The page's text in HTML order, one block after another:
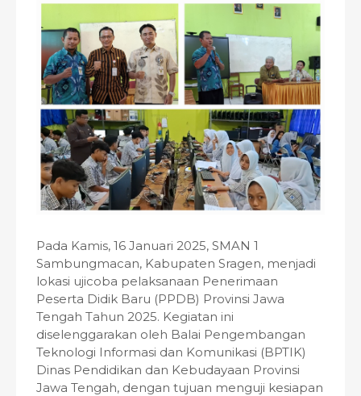
Pada Kamis, 16 Januari 2025, SMAN 1
Sambungmacan, Kabupaten Sragen, menjadi
lokasi ujicoba pelaksanaan Penerimaan
Peserta Didik Baru (PPDB) Provinsi Jawa
Tengah Tahun 2025. Kegiatan ini
diselenggarakan oleh Balai Pengembangan
Teknologi Informasi dan Komunikasi (BPTIK)
Dinas Pendidikan dan Kebudayaan Provinsi
Jawa Tengah, dengan tujuan menguji kesiapan